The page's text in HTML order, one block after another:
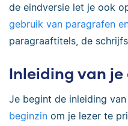
de eindversie let je ook
gebruik van paragrafen en
paragraaftitels, de
Inleiding van je
Je begint de inleiding
beginzin om je lezer te